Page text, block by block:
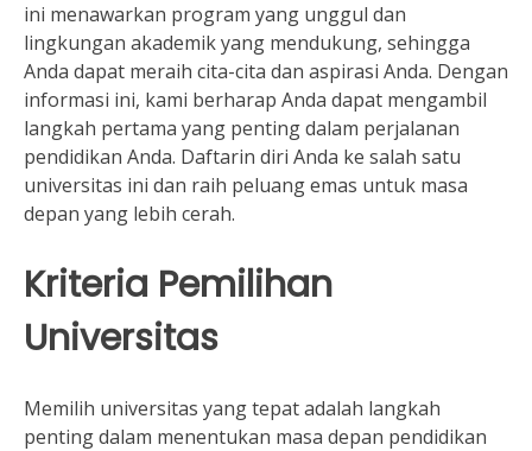
ini menawarkan program yang unggul dan
lingkungan akademik yang mendukung, sehingga
Anda dapat meraih cita-cita dan aspirasi Anda. Dengan
informasi ini, kami berharap Anda dapat mengambil
langkah pertama yang penting dalam perjalanan
pendidikan Anda. Daftarin diri Anda ke salah satu
universitas ini dan raih peluang emas untuk masa
depan yang lebih cerah.
Kriteria Pemilihan
Universitas
Memilih universitas yang tepat adalah langkah
penting dalam menentukan masa depan pendidikan